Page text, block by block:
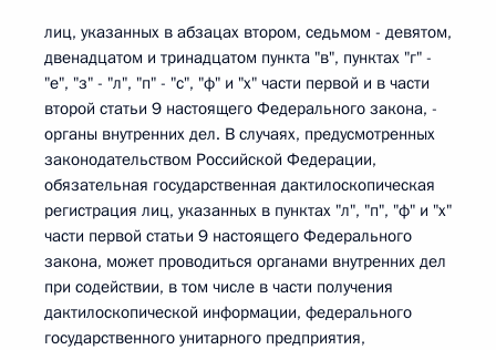
лиц, указанных в абзацах втором, седьмом - девятом,
двенадцатом и тринадцатом пункта "в", пунктах "г" -
"е", "з" - "л", "п" - "с", "ф" и "х" части первой и в части
второй статьи 9 настоящего Федерального закона, -
органы внутренних дел. В случаях, предусмотренных
законодательством Российской Федерации,
обязательная государственная дактилоскопическая
регистрация лиц, указанных в пунктах "л", "п", "ф" и "х"
части первой статьи 9 настоящего Федерального
закона, может проводиться органами внутренних дел
при содействии, в том числе в части получения
дактилоскопической информации, федерального
государственного унитарного предприятия,